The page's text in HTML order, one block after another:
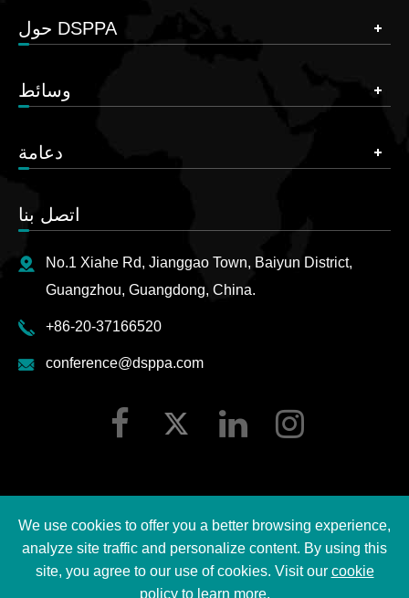
حول DSPPA
وسائط
دعامة
اتصل بنا
No.1 Xiahe Rd, Jianggao Town, Baiyun District,
Guangzhou, Guangdong, China.
+86-20-37166520
conference@dsppa.com
حقوق الطبع ©2026 Guangzhou DSPPA Audio Co., Ltd.
We use cookies to offer you a better browsing experience,
analyze site traffic and personalize content. By using this
site, you agree to our use of cookies. Visit our cookie
policyto learn more.